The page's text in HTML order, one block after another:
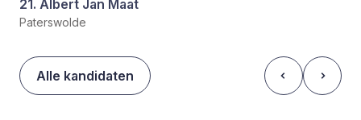
21. Albert Jan Maat
Paterswolde
Alle kandidaten